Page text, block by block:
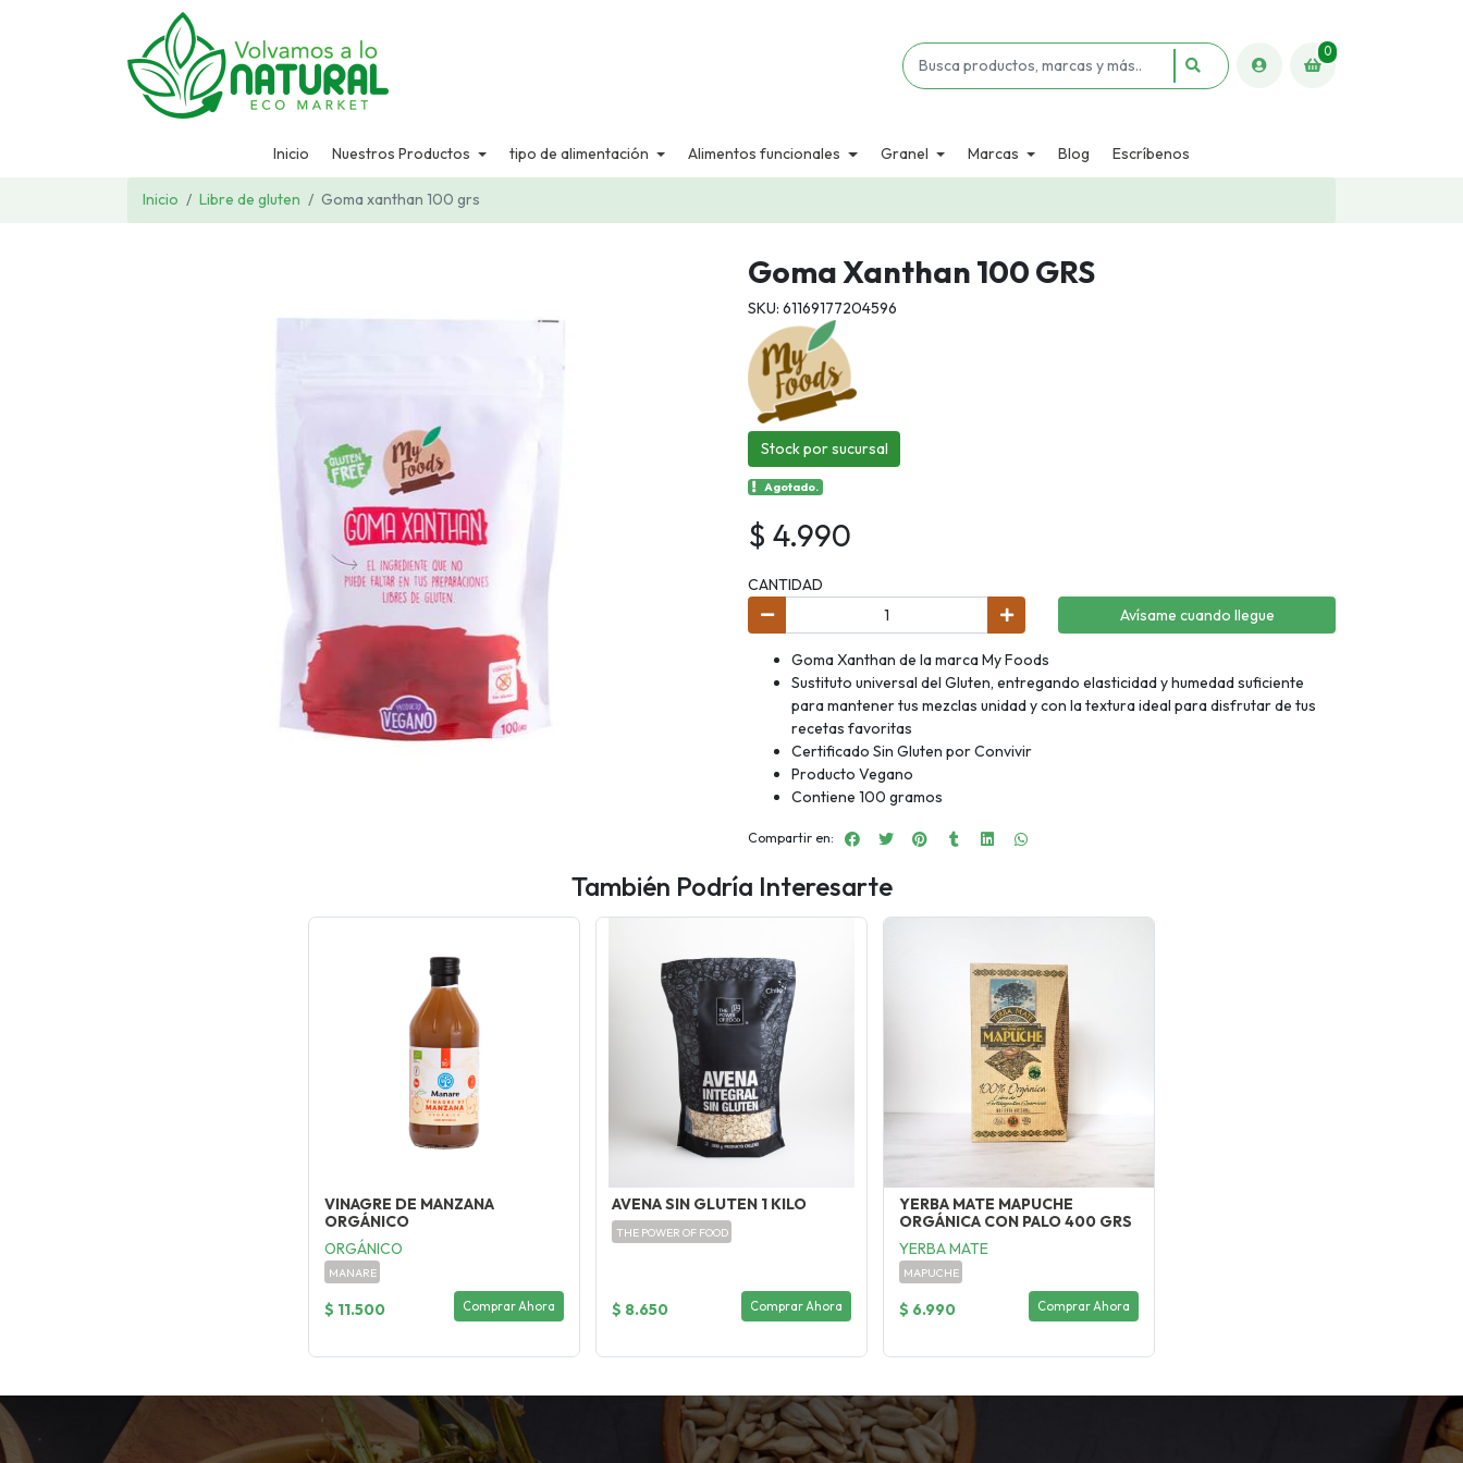
0
Inicio Nuestros Productos tipo de alimentación Alimentos funcionales Granel Marcas Blog Escríbenos
Inicio Libre de gluten Goma xanthan 100 grs
Goma Xanthan 100 GRS
SKU: 61169177204596
Stock por sucursal
Agotado.
$ 4.990
CANTIDAD
Avísame cuando llegue
Goma Xanthan de la marca My Foods
Sustituto universal del Gluten, entregando elasticidad y humedad suficiente
para mantener tus mezclas unidad y con la textura ideal para disfrutar de tus
recetas favoritas
Certificado Sin Gluten por Convivir
Producto Vegano
Contiene 100 gramos
Compartir en:
También Podría Interesarte
VINAGRE DE MANZANA
ORGÁNICO
ORGÁNICO
MANARE
$ 11.500 Comprar Ahora
AVENA SIN GLUTEN 1 KILO
THE POWER OF FOOD
$ 8.650 Comprar Ahora
YERBA MATE MAPUCHE
ORGÁNICA CON PALO 400 GRS
YERBA MATE
MAPUCHE
$ 6.990 Comprar Ahora